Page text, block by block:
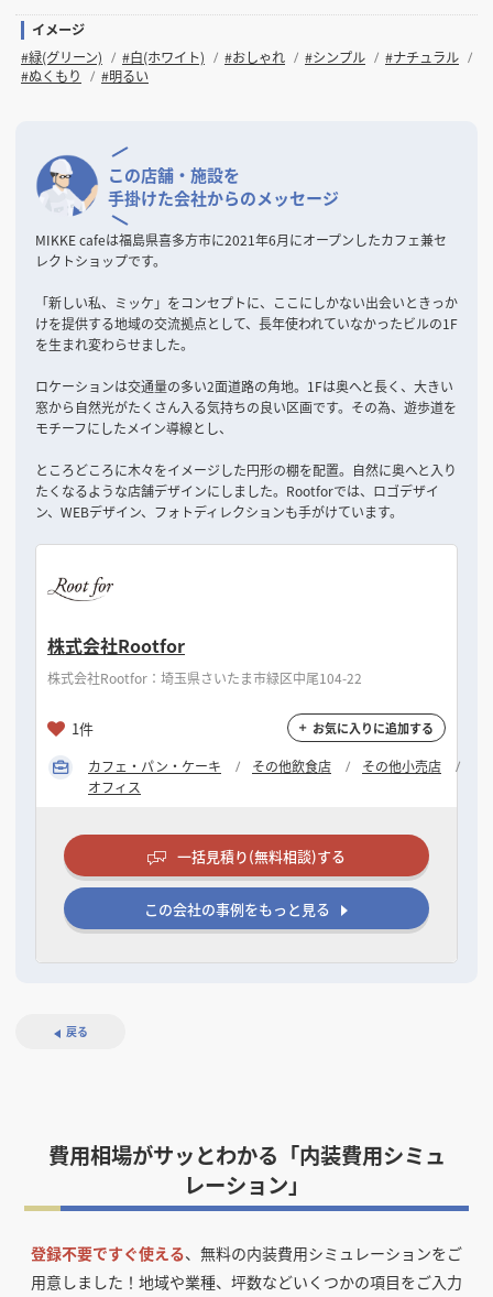
イメージ
#緑(グリーン)
#白(ホワイト) #おしゃれ #シンプル
#ナチュラル
#ぬくもり
#明るい
この店舗・施設を
手掛けた会社からのメッセージ
MIKKE cafeは福島県喜多方市に2021年6月にオープンしたカフェ兼セ
レクトショップです。
「新しい私、ミッケ」をコンセプトに、ここにしかない出会いときっか
けを提供する地域の交流拠点として、長年使われていなかったビルの1F
を生まれ変わらせました。
ロケーションは交通量の多い2面道路の角地。1Fは奥へと長く、大きい
窓から自然光がたくさん入る気持ちの良い区画です。その為、遊歩道を
モチーフにしたメイン導線とし、
ところどころに木々をイメージした円形の棚を配置。自然に奥へと入り
たくなるような店舗デザインにしました。Rootforでは、ロゴデザイ
ン、WEBデザイン、フォトディレクションも手がけています。
株式会社Rootfor
株式会社Rootfor：埼玉県さいたま市緑区中尾104-22
1件 お気に入りに追加する
カフェ・パン・ケーキ その他飲食店
その他小売店
オフィス
一括見積り(無料相談)する
この会社の事例をもっと見る
戻る
費用相場がサッとわかる「内装費用シミュ
レーション」
登録不要ですぐ使える、無料の内装費用シミュレーションをご
用意しました！ 地域や業種、坪数などいくつかの項目をご入力